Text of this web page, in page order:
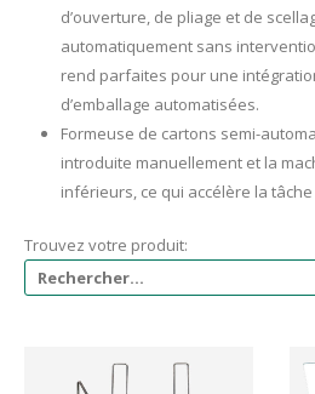
d’ouverture, de pliage et de
automatiquement sans
rend parfaites pour une
d’emballage automatisées.
Formeuse de cartons semi-
introduite manuellement et la
inférieurs, ce qui accélère la
Trouvez votre produit: